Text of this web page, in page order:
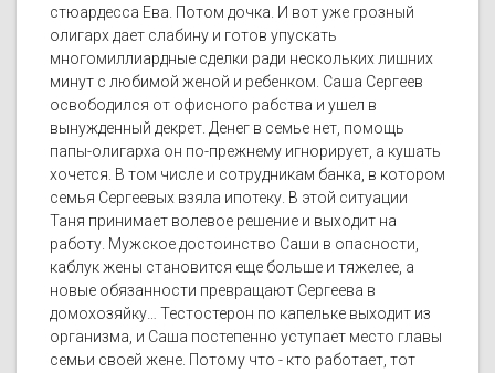
стюардесса Ева. Потом дочка. И вот уже грозный
олигарх дает слабину и готов упускать
многомиллиардные сделки ради нескольких лишних
минут с любимой женой и ребенком. Саша Сергеев
освободился от офисного рабства и ушел в
вынужденный декрет. Денег в семье нет, помощь
папы-олигарха он по-прежнему игнорирует, а кушать
хочется. В том числе и сотрудникам банка, в котором
семья Сергеевых взяла ипотеку. В этой ситуации
Таня принимает волевое решение и выходит на
работу. Мужское достоинство Саши в опасности,
каблук жены становится еще больше и тяжелее, а
новые обязанности превращают Сергеева в
домохозяйку… Тестостерон по капельке выходит из
организма, и Саша постепенно уступает место главы
семьи своей жене. Потому что - кто работает, тот